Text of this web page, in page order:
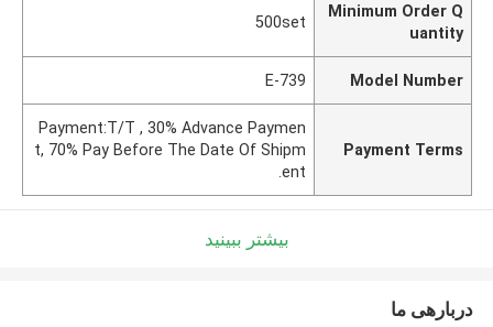
Minimum Order Q
uantity
500set
Model Number
E-739
Payment Terms
Payment:T/T , 30% Advance Paymen
t, 70% Pay Before The Date Of Shipm
ent.
بیشتر ببینید
دربارهی ما